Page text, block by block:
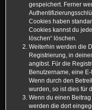
gespeichert. Ferner
Cookies haben
Cookies kannst du
löschen“ löschen.
Weiterhin werden die
Registrierung, in
angibst. Für die
Benutzername, eine
Wenn durch den
wurden, so ist dies für
Wenn du einen
werden die dort